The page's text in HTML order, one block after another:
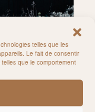
telles que les
Le fait de consentir
que le comportement